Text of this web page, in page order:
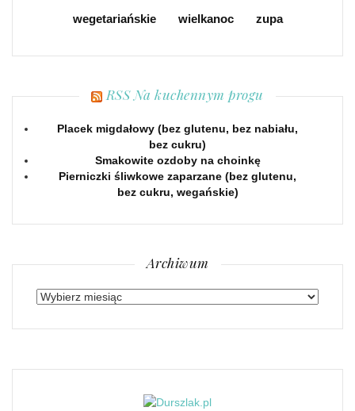
wegetariańskie
wielkanoc zupa
RSS Na kuchennym progu
Placek migdałowy (bez glutenu, bez nabiału,
bez cukru)
Smakowite ozdoby na choinkę
Pierniczki śliwkowe zaparzane (bez glutenu,
bez cukru, wegańskie)
Archiwum
Archiwum